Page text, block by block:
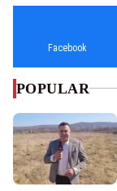
Facebook
POPULAR